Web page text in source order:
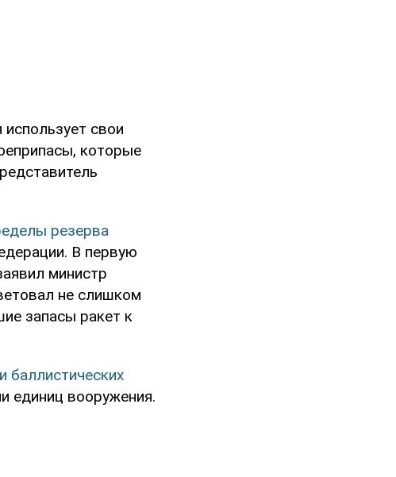
свои
которые
резерва
В первую
министр
не слишком
запасы ракет к
баллистических
единиц вооружения.